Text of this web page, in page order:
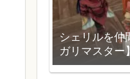
シェリルを仲
ガリマスター